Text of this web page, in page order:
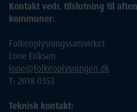
Kontakt vedr. tilslutning til
kommuner:
Folkeoplysningssamvirket
Lone Eriksen
lone@folkeoplysningen.dk
T: 2018 0353
Teknisk kontakt: